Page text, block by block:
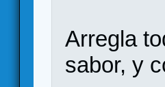
Arregla
sabor, y